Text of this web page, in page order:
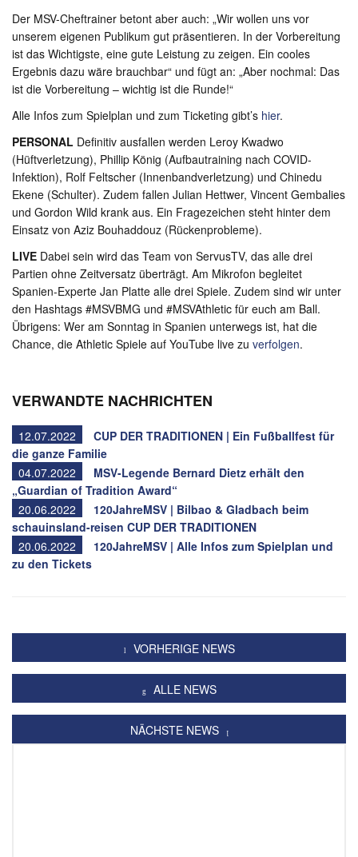
Der MSV-Cheftrainer betont aber auch: „Wir wollen uns vor
unserem eigenen Publikum gut präsentieren. In der Vorbereitung
ist das Wichtigste, eine gute Leistung zu zeigen. Ein cooles
Ergebnis dazu wäre brauchbar“ und fügt an: „Aber nochmal: Das
ist die Vorbereitung – wichtig ist die Runde!“
Alle Infos zum Spielplan und zum Ticketing gibt’s hier.
PERSONAL Definitiv ausfallen werden Leroy Kwadwo
(Hüftverletzung), Phillip König (Aufbautraining nach COVID-
Infektion), Rolf Feltscher (Innenbandverletzung) und Chinedu
Ekene (Schulter). Zudem fallen Julian Hettwer, Vincent Gembalies
und Gordon Wild krank aus. Ein Fragezeichen steht hinter dem
Einsatz von Aziz Bouhaddouz (Rückenprobleme).
LIVE Dabei sein wird das Team von ServusTV, das alle drei
Partien ohne Zeitversatz überträgt. Am Mikrofon begleitet
Spanien-Experte Jan Platte alle drei Spiele. Zudem sind wir unter
den Hashtags #MSVBMG und #MSVAthletic für euch am Ball.
Übrigens: Wer am Sonntag in Spanien unterwegs ist, hat die
Chance, die Athletic Spiele auf YouTube live zu verfolgen.
VERWANDTE NACHRICHTEN
12.07.2022
CUP DER TRADITIONEN | Ein Fußballfest für
die ganze Familie
04.07.2022
MSV-Legende Bernard Dietz erhält den
„Guardian of Tradition Award“
20.06.2022
120JahreMSV | Bilbao & Gladbach beim
schauinsland-reisen CUP DER TRADITIONEN
20.06.2022
120JahreMSV | Alle Infos zum Spielplan und
zu den Tickets
VORHERIGE NEWS
ALLE NEWS
NÄCHSTE NEWS